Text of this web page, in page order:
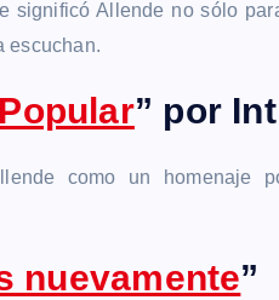
significó Allende no sólo
escuchan.
” por
como un homenaje
nuevamente”